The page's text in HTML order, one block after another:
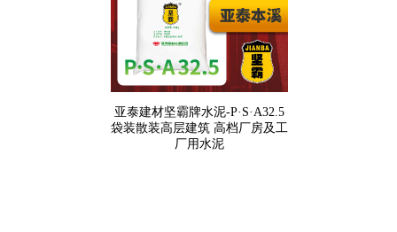
亚泰建材坚霸牌水泥-P·S·A32.5
袋装散装高层建筑 高档厂房及工
厂用水泥